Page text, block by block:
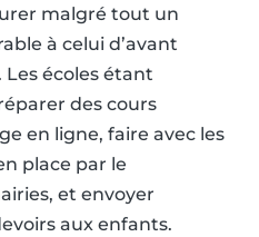
malgré tout un
à celui d’avant
Les écoles étant
des cours
en ligne, faire avec les
place par le
et envoyer
aux enfants.